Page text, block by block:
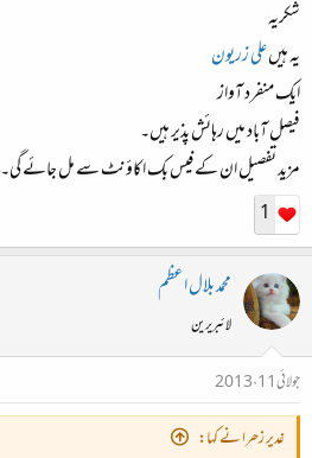
شکریہ
یہ ہیںعلی زریون
ایک منفرد آواز
فیصل آباد میں رہائش پذیر ہیں۔
مزید تفصیل ان کے فیس بک اکاؤنٹ سے مل جائے گی۔
1
محمد بلال اعظم
لائبریرین
جولائی 11، 2013
غدیر زھرا نے کہا: